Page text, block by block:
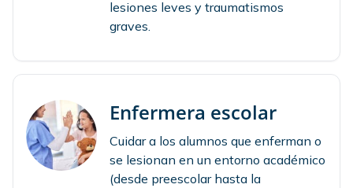
lesiones leves y traumatismos
graves.
Enfermera escolar
Cuidar a los alumnos que enferman o
se lesionan en un entorno académico
(desde preescolar hasta la